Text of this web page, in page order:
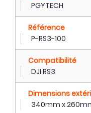
PGYTECH
Référence
P-RS3-100
Compatibilité
DJI RS3
Dimensions
340mm x